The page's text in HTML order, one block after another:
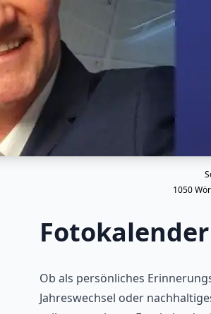
1050
Fotokalender
Ob als persönliches
Jahreswechsel oder